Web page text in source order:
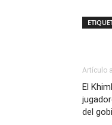
Artículo
El
del